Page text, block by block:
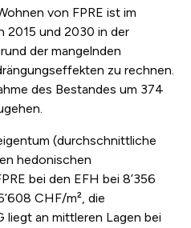
von FPRE ist im
2015 und 2030 in der
der mangelnden
zu rechnen.
des Bestandes um 374
(durchschnittliche
hedonischen
bei den EFH bei 8’356
CHF/m², die
an mittleren Lagen bei